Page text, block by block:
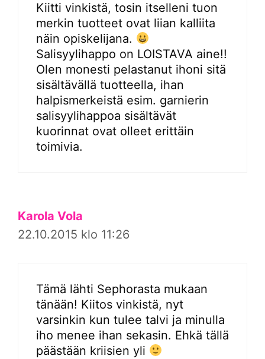
Kiitti vinkistä, tosin itselleni tuon
merkin tuotteet ovat liian kalliita
näin opiskelijana.
Salisyylihappo on LOISTAVA aine!!
Olen monesti pelastanut ihoni sitä
sisältävällä tuotteella, ihan
halpismerkeistä esim. garnierin
salisyylihappoa sisältävät
kuorinnat ovat olleet erittäin
toimivia.
Karola Vola
22.10.2015 klo 11:26
Tämä lähti Sephorasta mukaan
tänään! Kiitos vinkistä, nyt
varsinkin kun tulee talvi ja minulla
iho menee ihan sekasin. Ehkä tällä
päästään kriisien yli